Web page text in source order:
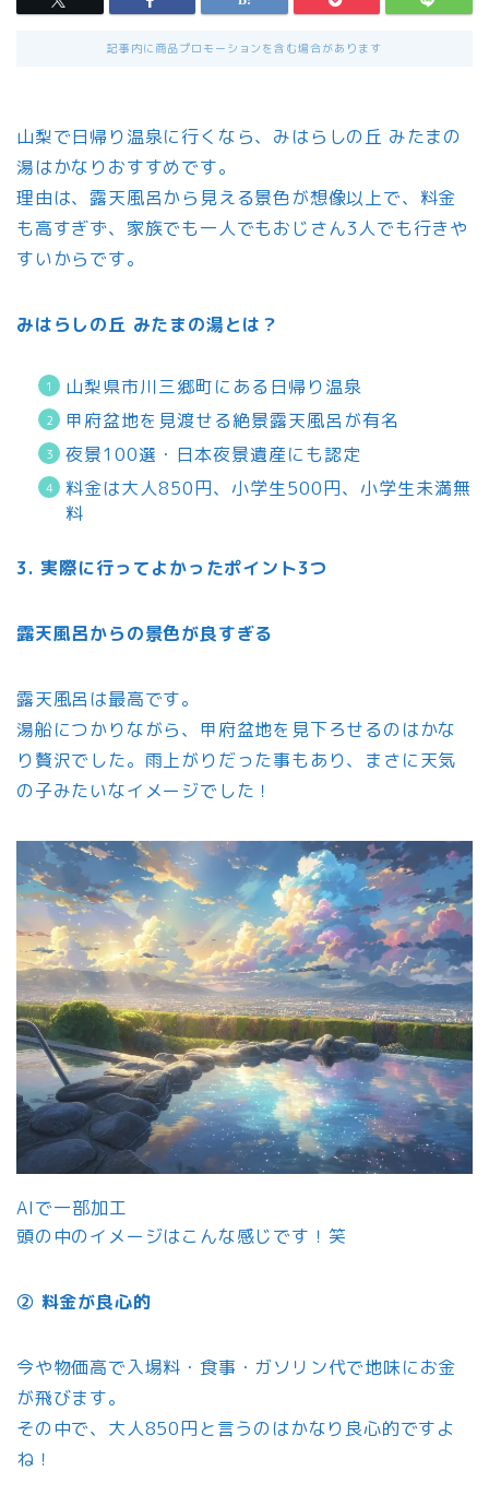
記事内に商品プロモーションを含む場合があります
山梨で日帰り温泉に行くなら、みはらしの丘 みたまの
湯はかなりおすすめです。
理由は、露天風呂から見える景色が想像以上で、料金
も高すぎず、家族でも一人でもおじさん3人でも行きや
すいからです。
みはらしの丘 みたまの湯とは？
山梨県市川三郷町にある日帰り温泉
甲府盆地を見渡せる絶景露天風呂が有名
夜景100選・日本夜景遺産にも認定
料金は大人850円、小学生500円、小学生未満無
料
3. 実際に行ってよかったポイント3つ
露天風呂からの景色が良すぎる
露天風呂は最高です。
湯船につかりながら、甲府盆地を見下ろせるのはかな
り贅沢でした。雨上がりだった事もあり、まさに天気
の子みたいなイメージでした！
AIで一部加工
頭の中のイメージはこんな感じです！笑
② 料金が良心的
今や物価高で入場料・食事・ガソリン代で地味にお金
が飛びます。
その中で、大人850円と言うのはかなり良心的ですよ
ね！